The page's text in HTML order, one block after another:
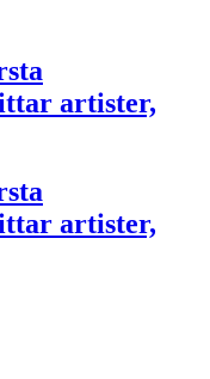
artister,
artister,